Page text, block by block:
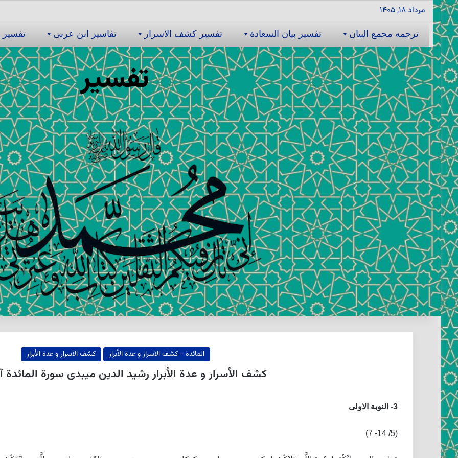
مرداد ۱۸, ۱۴۰۵
ترجمه مجمع البیان تفسیر بیان السعادة تفسیر كشف الاسرار تفاسیر ابن عربى
تفسیر
المائدة - كشف الاسرار و عدة الأبرار كشف الاسرار و عدة الأبرار
كشف الأسرار و عدة الأبرار رشيد الدين ميبدى سورة المائدة آیه
3- النوبة الاولى‏
(5/ 14- 7)